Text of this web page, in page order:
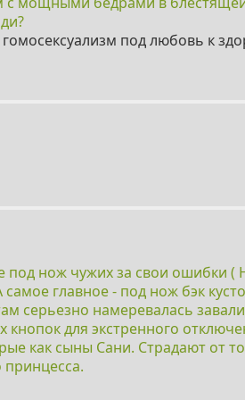
под любовь к
под нож чужих за свои ошибки
главное - под нож бэк
серьезно намеревалась
кнопок для экстренного
как сыны Сани. Страдают от